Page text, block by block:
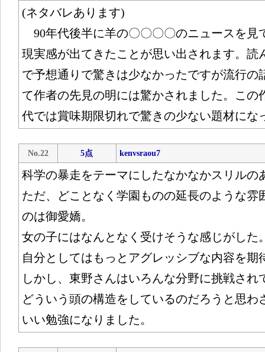
(ネタバレあります)
90年代後半に羊の〇〇〇〇のニュースを見
現実感が出てきたことが思い出されます。読
で予想通りで驚きは少なかったですが流行の
て作者の先見の明には驚かされました。この
代では賞味期限切れで驚きの少ない題材にな
No.22 5点 kenvsraou7
科学の暴走をテーマにしたなかなかスリルの
ただ、どことなく学園ものの延長のような雰
のは御愛嬌。
女の子にはなんとなく受けそうな感じがした
自分としてはもっとアグレッシブな内容を期
しかし、東野さんはいろんな分野に挑戦され
どういう頭の構造をしているのだろうと思わ
いい勉強になりました。